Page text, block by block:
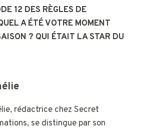
12 DES RÈGLES DE
A ÉTÉ VOTRE MOMENT
? QUI ÉTAIT LA STAR DU
rédactrice chez Secret
se distingue par son